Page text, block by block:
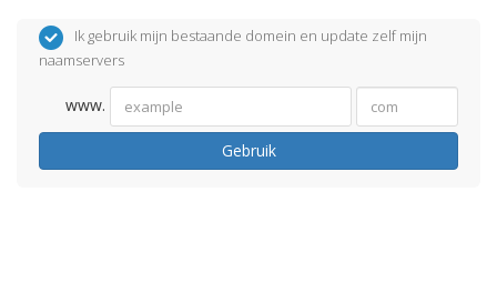
Ik gebruik mijn bestaande domein en update zelf mijn
naamservers
www.
Gebruik